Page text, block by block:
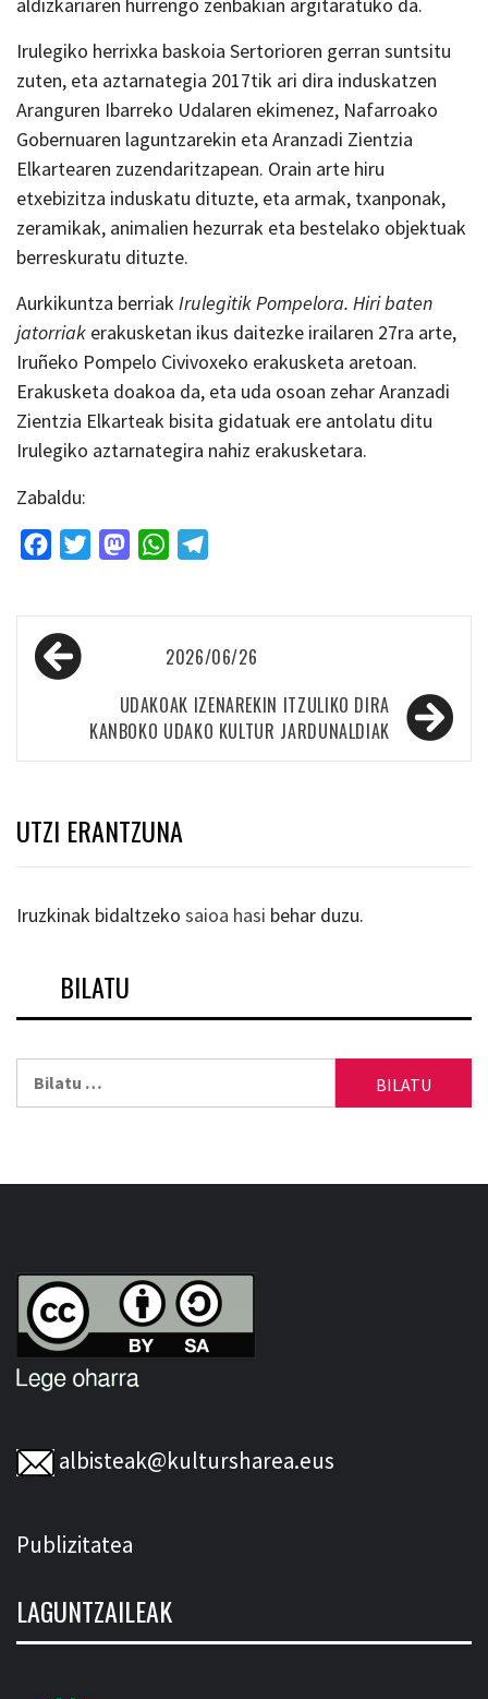
aldizkariaren hurrengo zenbakian argitaratuko da.
Irulegiko herrixka baskoia Sertorioren gerran suntsitu
zuten, eta aztarnategia 2017tik ari dira induskatzen
Aranguren Ibarreko Udalaren ekimenez, Nafarroako
Gobernuaren laguntzarekin eta Aranzadi Zientzia
Elkartearen zuzendaritzapean. Orain arte hiru
etxebizitza induskatu dituzte, eta armak, txanponak,
zeramikak, animalien hezurrak eta bestelako objektuak
berreskuratu dituzte.
Aurkikuntza berriak Irulegitik Pompelora. Hiri baten
jatorriak erakusketan ikus daitezke irailaren 27ra arte,
Iruñeko Pompelo Civivoxeko erakusketa aretoan.
Erakusketa doakoa da, eta uda osoan zehar Aranzadi
Zientzia Elkarteak bisita gidatuak ere antolatu ditu
Irulegiko aztarnategira nahiz erakusketara.
Zabaldu:
FacebookTwitterMastodonWhatsApp
Bidalketetan
zehar
nabigatu
2026/06/26
UDAKOAK IZENAREKIN ITZULIKO DIRA
KANBOKO UDAKO KULTUR JARDUNALDIAK
UTZI ERANTZUNA
Iruzkinak bidaltzeko saioa hasi behar duzu.
BILATU
albisteak@kultursharea.eus
Publizitatea
LAGUNTZAILEAK